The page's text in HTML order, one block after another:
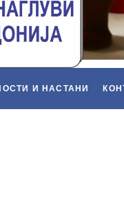
И НАСТАНИ